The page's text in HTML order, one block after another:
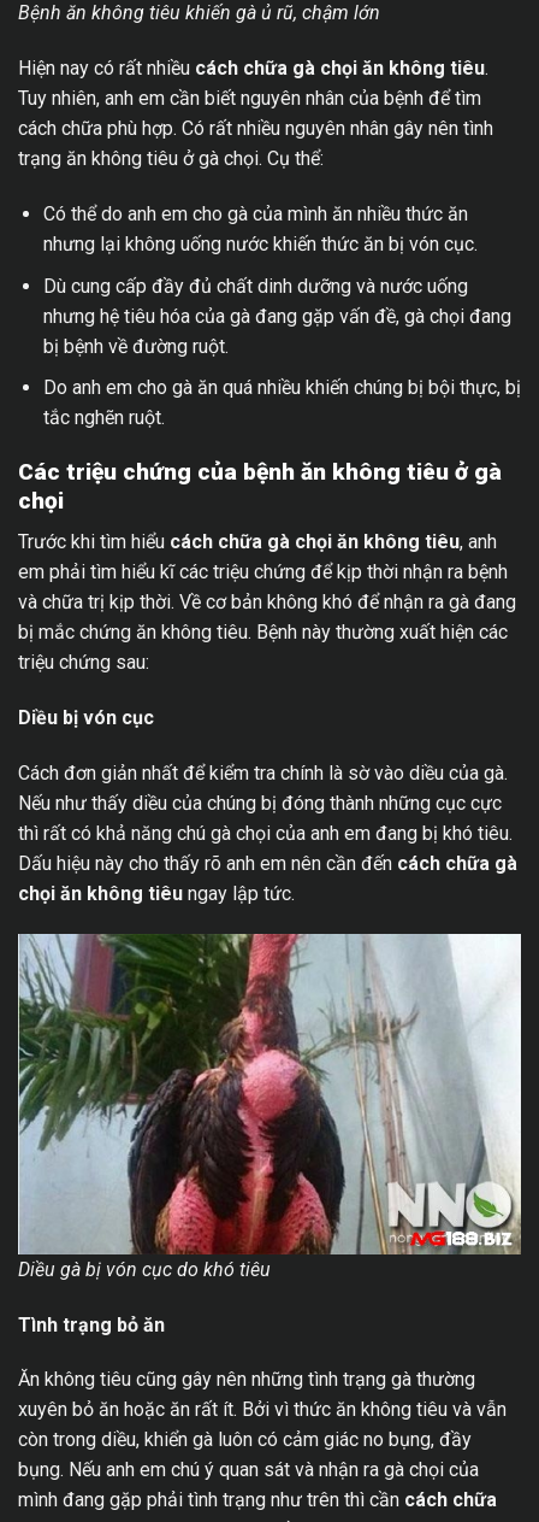
Bệnh ăn không tiêu khiến gà ủ rũ, chậm lớn
Hiện nay có rất nhiều cách chữa gà chọi ăn không tiêu.
Tuy nhiên, anh em cần biết nguyên nhân của bệnh để tìm
cách chữa phù hợp. Có rất nhiều nguyên nhân gây nên tình
trạng ăn không tiêu ở gà chọi. Cụ thể:
Có thể do anh em cho gà của mình ăn nhiều thức ăn
nhưng lại không uống nước khiến thức ăn bị vón cục.
Dù cung cấp đầy đủ chất dinh dưỡng và nước uống
nhưng hệ tiêu hóa của gà đang gặp vấn đề, gà chọi đang
bị bệnh về đường ruột.
Do anh em cho gà ăn quá nhiều khiến chúng bị bội thực, bị
tắc nghẽn ruột.
Các triệu chứng của bệnh ăn không tiêu ở gà
chọi
Trước khi tìm hiểu cách chữa gà chọi ăn không tiêu, anh
em phải tìm hiểu kĩ các triệu chứng để kịp thời nhận ra bệnh
và chữa trị kịp thời. Về cơ bản không khó để nhận ra gà đang
bị mắc chứng ăn không tiêu. Bệnh này thường xuất hiện các
triệu chứng sau:
Diều bị vón cục
Cách đơn giản nhất để kiểm tra chính là sờ vào diều của gà.
Nếu như thấy diều của chúng bị đóng thành những cục cực
thì rất có khả năng chú gà chọi của anh em đang bị khó tiêu.
Dấu hiệu này cho thấy rõ anh em nên cần đến cách chữa gà
chọi ăn không tiêu ngay lập tức.
Diều gà bị vón cục do khó tiêu
Tình trạng bỏ ăn
Ăn không tiêu cũng gây nên những tình trạng gà thường
xuyên bỏ ăn hoặc ăn rất ít. Bởi vì thức ăn không tiêu và vẫn
còn trong diều, khiển gà luôn có cảm giác no bụng, đầy
bụng. Nếu anh em chú ý quan sát và nhận ra gà chọi của
mình đang gặp phải tình trạng như trên thì cần cách chữa